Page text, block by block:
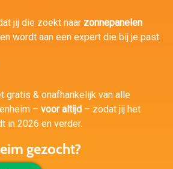
jij die zoekt naar zonnepanelen
wordt aan een expert die bij je past.
gratis & onafhankelijk van alle
– voor altijd – zodat jij het
in 2026 en verder.
gezocht?